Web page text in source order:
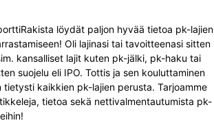
löydät paljon hyvää tietoa pk-lajien
Oli lajinasi tai tavoitteenasi sitten
kansalliset lajit kuten pk-jälki, pk-haku tai
suojelu eli IPO. Tottis ja sen kouluttaminen
tietysti kaikkien pk-lajien perusta. Tarjoamme
tietoa sekä nettivalmentautumista pk-